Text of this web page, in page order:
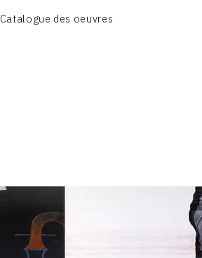
Catalogue des oeuvres